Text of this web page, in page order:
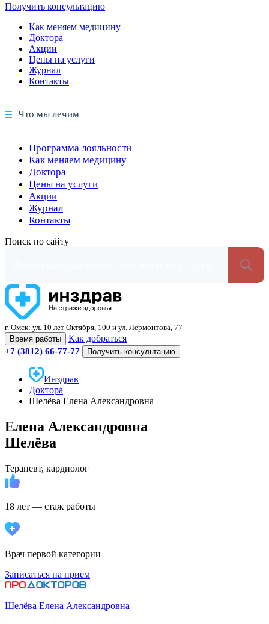
Получить консультацию
Как меняем медицину
Доктора
Акции
Цены на услуги
Журнал
Контакты
Что мы лечим
Программа лояльности
Как меняем медицину
Доктора
Цены на услуги
Акции
Журнал
Контакты
Поиск по сайту
г. Омск: ул. 10 лет Октября, 100 и ул. Лермонтова, 77
Время работы
Как добраться
+7 (3812) 66-77-77 Получить консультацию
Инздрав
Доктора
Шелёва Елена Александровна
Елена Александровна
Шелёва
Терапевт, кардиолог
18 лет — стаж работы
Врач первой категории
Записаться на прием
Шелёва Елена Александровна